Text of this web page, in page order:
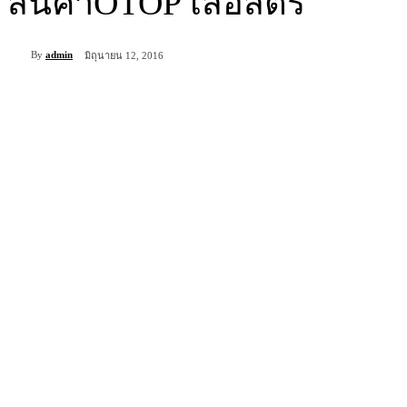
By admin มิถุนายน 12, 2016